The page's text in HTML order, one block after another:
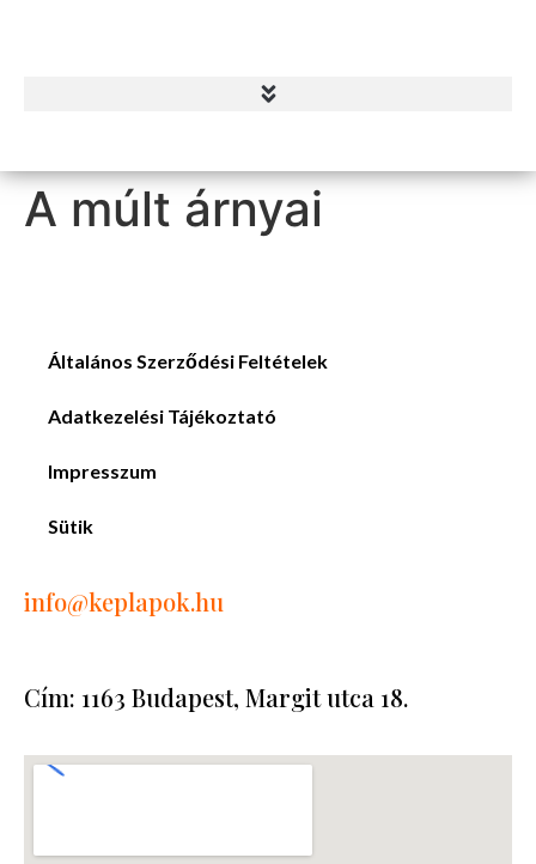
A múlt árnyai
Általános Szerződési Feltételek
Adatkezelési Tájékoztató
Impresszum
Sütik
info@keplapok.hu
Cím: 1163 Budapest, Margit utca 18.